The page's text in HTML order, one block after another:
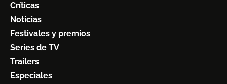
Críticas
Noticias
Festivales y premios
Series de TV
Trailers
Especiales